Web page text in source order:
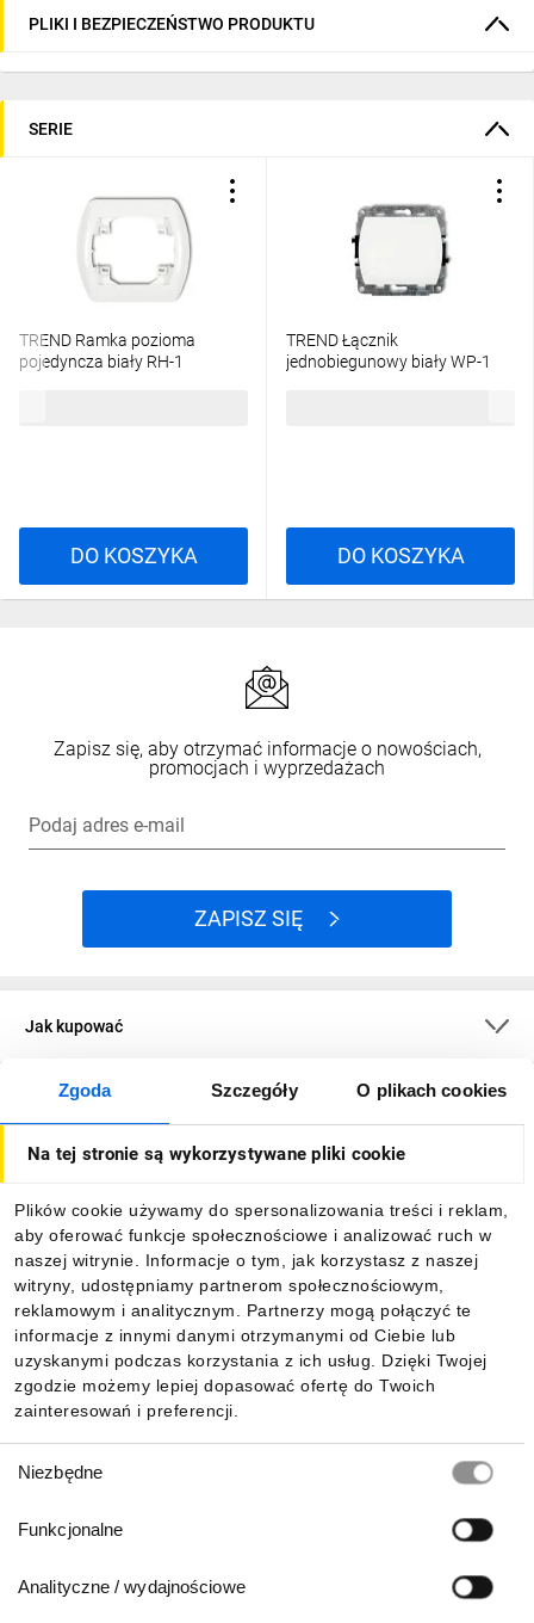
Zgoda Szczegóły O plikach cookies
Na tej stronie są wykorzystywane pliki cookie
Plików cookie używamy do spersonalizowania treści i reklam,
aby oferować funkcje społecznościowe i analizować ruch w
naszej witrynie. Informacje o tym, jak korzystasz z naszej
witryny, udostępniamy partnerom społecznościowym,
reklamowym i analitycznym. Partnerzy mogą połączyć te
informacje z innymi danymi otrzymanymi od Ciebie lub
uzyskanymi podczas korzystania z ich usług. Dzięki Twojej
zgodzie możemy lepiej dopasować ofertę do Twoich
zainteresowań i preferencji.
zgody
Niezbędne
Funkcjonalne
Analityczne / wydajnościowe
PLIKI I BEZPIECZEŃSTWO PRODUKTU
SERIE
TREND Ramka pozioma
pojedyncza biały RH-1
DO KOSZYKA
TREND Łącznik
jednobiegunowy biały WP-1
DO KOSZYKA
Zapisz się, aby otrzymać informacje o nowościach,
promocjach i wyprzedażach
Podaj adres e-mail
ZAPISZ SIĘ
Jak kupować
O firmie
Informacje
Pobierz naszą aplikację mobilną: